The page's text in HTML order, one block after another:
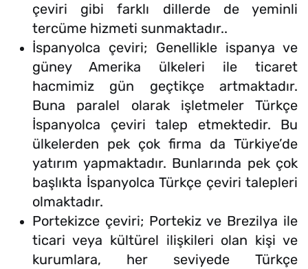
çeviri gibi farklı dillerde de yeminli
tercüme hizmeti sunmaktadır..
İspanyolca çeviri; Genellikle ispanya ve
güney Amerika ülkeleri ile ticaret
hacmimiz gün geçtikçe artmaktadır.
Buna paralel olarak işletmeler Türkçe
İspanyolca çeviri talep etmektedir. Bu
ülkelerden pek çok firma da Türkiye’de
yatırım yapmaktadır. Bunlarında pek çok
başlıkta İspanyolca Türkçe çeviri talepleri
olmaktadır.
Portekizce çeviri; Portekiz ve Brezilya ile
ticari veya kültürel ilişkileri olan kişi ve
kurumlara, her seviyede Türkçe